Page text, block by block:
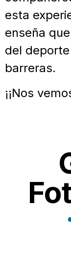
esta
enseña
del
barreras.
¡¡Nos